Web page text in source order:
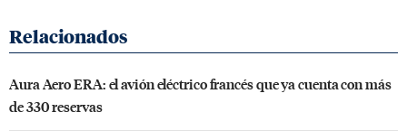
Aura Aero ERA: el avión eléctrico francés que ya cuenta con más
de 330 reservas